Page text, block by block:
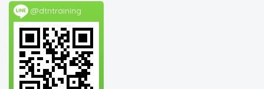
@dtntraining